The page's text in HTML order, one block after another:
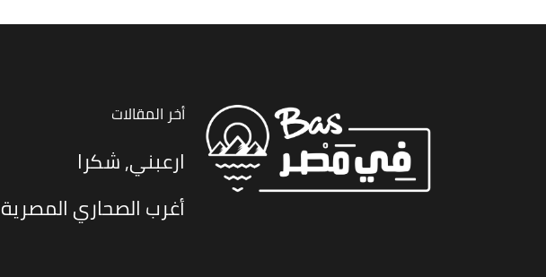
أخر المقالات
ارعبني, شكرا
أغرب الصحاري المصرية